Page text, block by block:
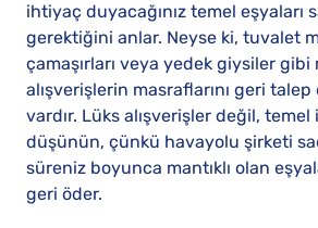
ihtiyaç duyacağınız temel eşyaları
gerektiğini anlar. Neyse ki, tuvalet
çamaşırları veya yedek giysiler
alışverişlerin masraflarını geri talep
vardır. Lüks alışverişler değil, temel
düşünün, çünkü havayolu şirketi
süreniz boyunca mantıklı olan
geri öder.